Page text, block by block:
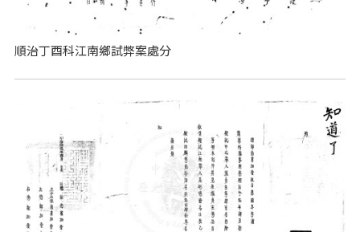
順治丁酉科江南鄉試弊案處分